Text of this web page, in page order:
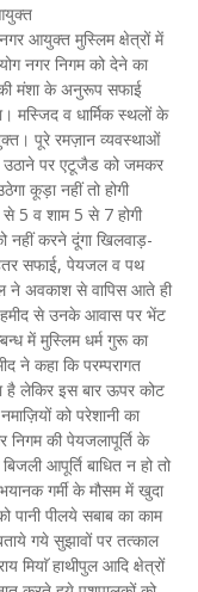
आयुक्त मुस्लिम क्षेत्रों में
नगर निगम को देने का
मंशा के अनुरूप सफाई
मस्जिद व धार्मिक स्थलों के
पूरे रमज़ान व्यवस्थाओं
पर एटूजैड को जमकर
कूड़ा नहीं तो होगी
से 5 व शाम 5 से 7 होगी
नहीं करने दूंगा खिलवाड़-
सफाई, पेयजल व पथ
ने अवकाश से वापिस आते ही
हमीद से उनके आवास पर भेंट
में मुस्लिम धर्म गुरू का
ने कहा कि परम्परागत
है लेकिर इस बार ऊपर कोट
को परेशानी का
की पेयजलापूर्ति के
आपूर्ति बाधित न हो तो
गर्मी के मौसम में खुदा
पानी पीलये सबाब का काम
गये सुझावों पर तत्काल
मियाॅ हाथीपुल आदि क्षेत्रों